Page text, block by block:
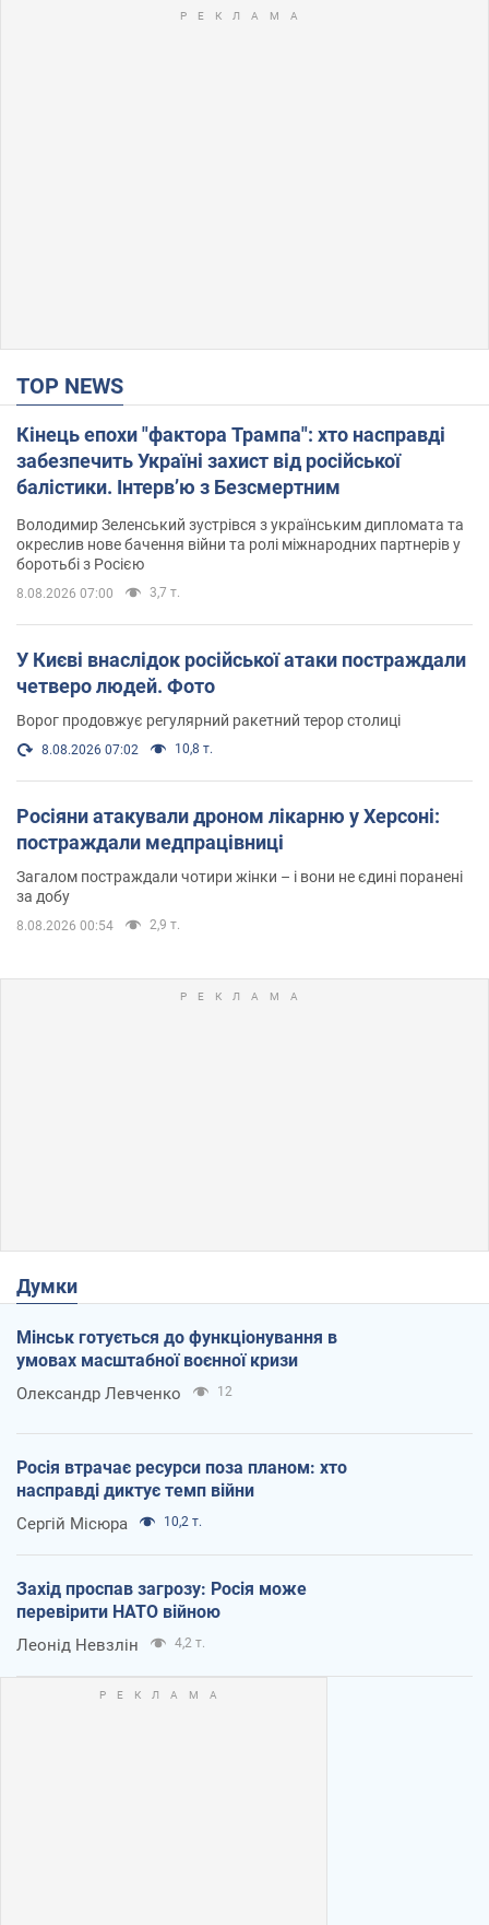
TOP NEWS
Кінець епохи "фактора Трампа": хто насправді
забезпечить Україні захист від російської
балістики. Інтерв’ю з Безсмертним
Володимир Зеленський зустрівся з українським дипломата та
окреслив нове бачення війни та ролі міжнародних партнерів у
боротьбі з Росією
8.08.2026 07:00 3,7 т.
У Києві внаслідок російської атаки постраждали
четверо людей. Фото
Ворог продовжує регулярний ракетний терор столиці
8.08.2026 07:02 10,8 т.
Росіяни атакували дроном лікарню у Херсоні:
постраждали медпрацівниці
Загалом постраждали чотири жінки – і вони не єдині поранені
за добу
8.08.2026 00:54 2,9 т.
Думки
Мінськ готується до функціонування в
умовах масштабної воєнної кризи
Олександр Левченко 12
Росія втрачає ресурси поза планом: хто
насправді диктує темп війни
Сергій Місюра 10,2 т.
Захід проспав загрозу: Росія може
перевірити НАТО війною
Леонід Невзлін 4,2 т.